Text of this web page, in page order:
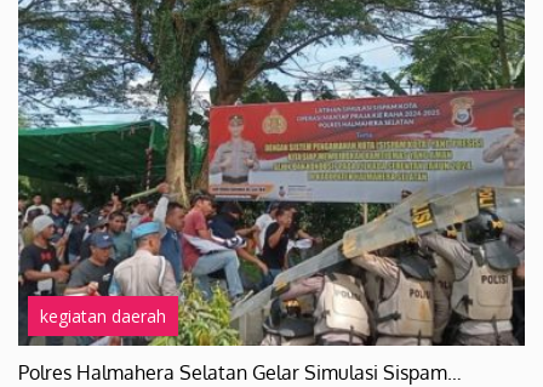
kegiatan daerah
Polres Halmahera Selatan Gelar Simulasi Sispam…